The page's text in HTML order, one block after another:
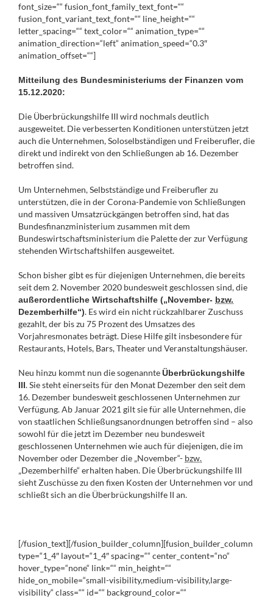
font_size=““ fusion_font_family_text_font=““
fusion_font_variant_text_font=““ line_height=““
letter_spacing=““ text_color=““ animation_type=““
animation_direction=“left“ animation_speed=“0.3″
animation_offset=““]
Mitteilung des Bundesministeriums der Finanzen vom
15.12.2020:
Die Überbrückungshilfe III wird nochmals deutlich
ausgeweitet. Die verbesserten Konditionen unterstützen jetzt
auch die Unternehmen, Soloselbständigen und Freiberufler, die
direkt und indirekt von den Schließungen ab 16. Dezember
betroffen sind.
Um Unternehmen, Selbstständige und Freiberufler zu
unterstützen, die in der Corona-Pandemie von Schließungen
und massiven Umsatzrückgängen betroffen sind, hat das
Bundesfinanzministerium zusammen mit dem
Bundeswirtschaftsministerium die Palette der zur Verfügung
stehenden Wirtschaftshilfen ausgeweitet.
Schon bisher gibt es für diejenigen Unternehmen, die bereits
seit dem 2. November 2020 bundesweit geschlossen sind, die
außerordentliche Wirtschaftshilfe („November- bzw.
Dezemberhilfe“). Es wird ein nicht rückzahlbarer Zuschuss
gezahlt, der bis zu 75 Prozent des Umsatzes des
Vorjahresmonates beträgt. Diese Hilfe gilt insbesondere für
Restaurants, Hotels, Bars, Theater und Veranstaltungshäuser.
Neu hinzu kommt nun die sogenannteÜberbrückungshilfe
III. Sie steht einerseits für den Monat Dezember den seit dem
16. Dezember bundesweit geschlossenen Unternehmen zur
Verfügung. Ab Januar 2021 gilt sie für alle Unternehmen, die
von staatlichen Schließungsanordnungen betroffen sind – also
sowohl für die jetzt im Dezember neu bundesweit
geschlossenen Unternehmen wie auch für diejenigen, die im
November oder Dezember die „November“- bzw.
„Dezemberhilfe“ erhalten haben. Die Überbrückungshilfe III
sieht Zuschüsse zu den fixen Kosten der Unternehmen vor und
schließt sich an die Überbrückungshilfe II an.
[/fusion_text][/fusion_builder_column][fusion_builder_column
type=“1_4″ layout=“1_4″ spacing=““ center_content=“no“
hover_type=“none“ link=““ min_height=““
hide_on_mobile=“small-visibility,medium-visibility,large-
visibility“ class=““ id=““ background_color=““